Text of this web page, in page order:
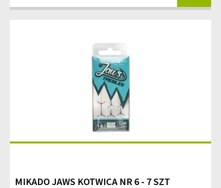
MIKADO JAWS KOTWICA NR 6 - 7 SZT